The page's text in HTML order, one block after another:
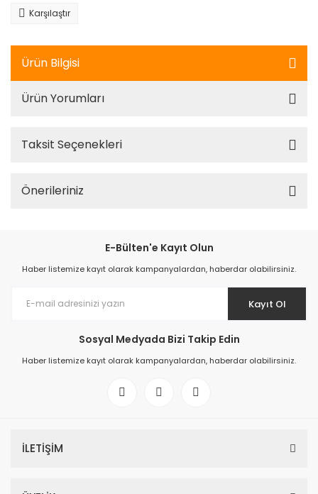
Karşılaştır
Ürün Bilgisi
Ürün Yorumları
Taksit Seçenekleri
Önerileriniz
E-Bülten'e Kayıt Olun
Haber listemize kayıt olarak kampanyalardan, haberdar olabilirsiniz.
Kayıt Ol
Sosyal Medyada Bizi Takip Edin
Haber listemize kayıt olarak kampanyalardan, haberdar olabilirsiniz.
İLETİŞİM